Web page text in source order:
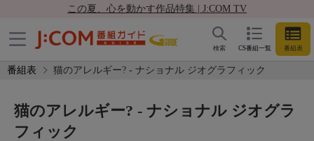
この夏、心を動かす作品特集 | J:COM TV
CS番組一覧 番組表
検索
番組表 猫のアレルギー? - ナショナル ジオグラフィック
猫のアレルギー? - ナショナル ジオグラ
フィック